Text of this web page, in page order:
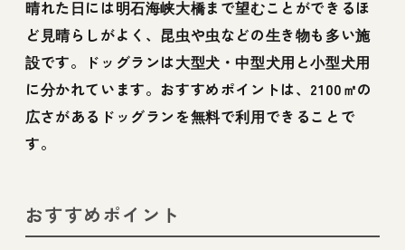
晴れた日には明石海峡大橋まで望むことができるほ
ど見晴らしがよく、昆虫や虫などの生き物も多い施
設です。ドッグランは大型犬・中型犬用と小型犬用
に分かれています。おすすめポイントは、2100㎡の
広さがあるドッグランを無料で利用できることで
す。
おすすめポイント